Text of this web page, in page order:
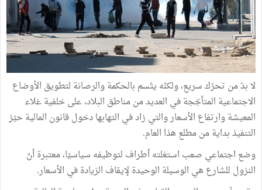
لا بدّ من تحرّك سريع، ولكنّه يتّسم بالحكمة والرصانة لتطويق الأوضاع
الاجتماعية المتأجّجة في العديد من مناطق البلاد، على خلفية غلاء
المعيشة وارتفاع الأسعار والتي زاد في التهابها دخول قانون المالية حيّز
التنفيذ بداية من مطلع هذا العام.
وضع اجتماعي صعب استغلته أطراف لتوظيفه سياسيّا، معتبرة أنّ
النزول للشارع هي الوسيلة الوحيدة لإيقاف الزيادة في الأسعار.